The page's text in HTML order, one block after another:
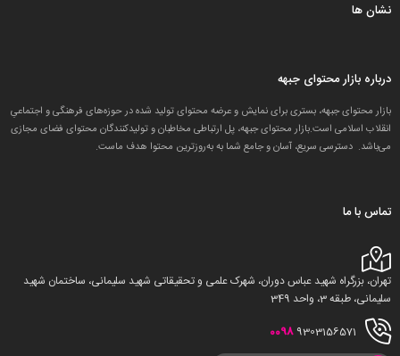
نشان ها
درباره بازار محتوای جبهه
بازار محتوای جبهه، بستری برای نمایش و عرضه محتوای تولید شده در حوزه‌های فرهنگی و اجتماعیِ
انقلاب اسلامی است.بازار محتوای جبهه، پل ارتباطی مخاطبان و تولید‌کنندگان محتوای فضای مجازی
می‌باشد. دسترسی سریع، آسان و جامع شما به به‌روزترین محتوا هدف ماست.
تماس با ما
تهران، بزرگراه شهید عباس دوران، شهرک علمی و تحقیقاتی شهید سلیمانی، ساختمان شهید
سلیمانی، طبقه 3، واحد 349
0098 9303156571